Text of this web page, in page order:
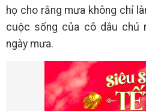
họ cho rằng mưa không chỉ
cuộc sống của cô dâu chú
ngày mưa.